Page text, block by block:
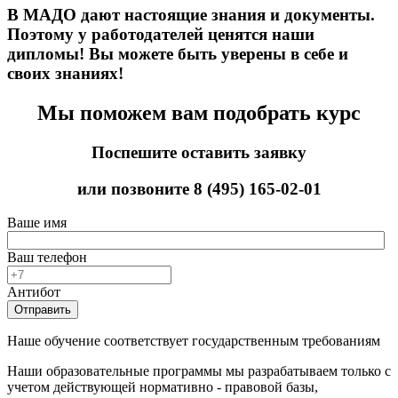
В МАДО дают настоящие знания и документы.
Поэтому у работодателей ценятся наши
дипломы! Вы можете быть уверены в себе и
своих знаниях!
Мы поможем вам подобрать курс
Поспешите оставить заявку
или позвоните 8 (495) 165-02-01
Ваше имя
Ваш телефон
Антибот
Отправить
Наше обучение соответствует государственным требованиям
Наши образовательные программы мы разрабатываем только с
учетом действующей нормативно - правовой базы,